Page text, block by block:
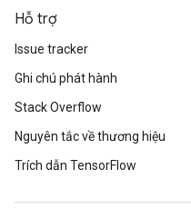
Hỗ trợ
Issue tracker
Ghi chú phát hành
Stack Overflow
Nguyên tắc về thương hiệu
Trích dẫn TensorFlow